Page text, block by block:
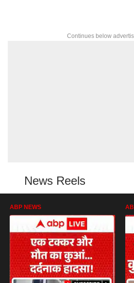
Continues below
News Reels
ABP NEWS